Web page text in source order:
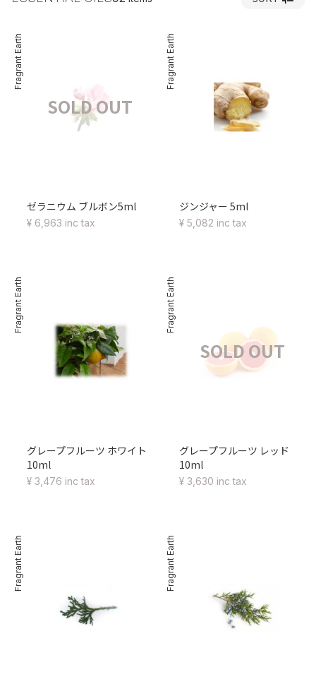
Fragrant Earth
SOLD OUT
ゼラニウム ブルボン5ml
¥ 6,963 inc tax
Fragrant Earth
ジンジャー 5ml
¥ 5,082 inc tax
Fragrant Earth
グレープフルーツ ホワイト
10ml
¥ 3,476 inc tax
Fragrant Earth
SOLD OUT
グレープフルーツ レッド
10ml
¥ 3,630 inc tax
Fragrant Earth Fragrant Earth